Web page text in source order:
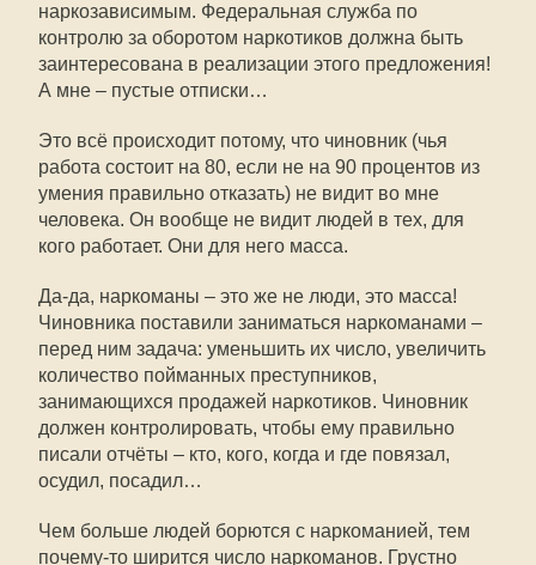
наркозависимым. Федеральная служба по
контролю за оборотом наркотиков должна быть
заинтересована в реализации этого предложения!
А мне – пустые отписки…
Это всё происходит потому, что чиновник (чья
работа состоит на 80, если не на 90 процентов из
умения правильно отказать) не видит во мне
человека. Он вообще не видит людей в тех, для
кого работает. Они для него масса.
Да-да, наркоманы – это же не люди, это масса!
Чиновника поставили заниматься наркоманами –
перед ним задача: уменьшить их число, увеличить
количество пойманных преступников,
занимающихся продажей наркотиков. Чиновник
должен контролировать, чтобы ему правильно
писали отчёты – кто, кого, когда и где повязал,
осудил, посадил…
Чем больше людей борются с наркоманией, тем
почему-то ширится число наркоманов. Грустно